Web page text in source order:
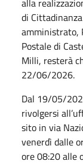
di
amministrato,
Postale di
Milli, resterà
22/06/2026.
Dal 19/05/
rivolgersi
sito in via
venerdì dalle
ore 08:20 alle